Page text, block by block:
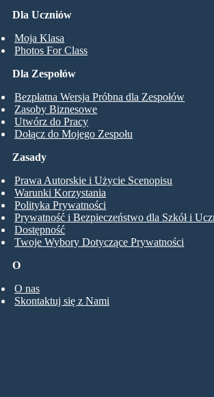
Dla Uczniów
Moja Klasa
Photos For Class
Dla Zespołów
Bezpłatna Wersja Próbna dla Zespołów
Zasoby Biznesowe
Utwórz do Pracy
Dołącz do Mojego Zespołu
O
O nas
Skontaktuj się z Nami
Zasady
Prawa Autorskie i Użycie Scenopisu
Warunki Korzystania
Polityka Prywatności
Prywatność i Bezpieczeństwo dla Szkół i
Dostępność
Twoje Wybory Dotyczące Prywatności